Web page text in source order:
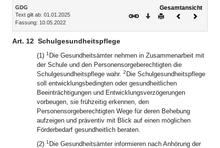
Inhalt
GDG
Text gilt ab: 01.01.2025
Fassung: 10.05.2022
Gesamtansicht
Download
DruckenVorheriges
Art. 12 Schulgesundheitspflege
(1) 1 Die Gesundheitsämter nehmen in Zusammenarbeit mit
der Schule und den Personensorgeberechtigten die
Schulgesundheitspflege wahr. 2 Die Schulgesundheitspflege
soll entwicklungsbedingten oder gesundheitlichen
Beeinträchtigungen und Entwicklungsverzögerungen
vorbeugen, sie frühzeitig erkennen, den
Personensorgeberechtigten Wege für deren Behebung
aufzeigen und präventiv mit Blick auf einen möglichen
Förderbedarf gesundheitlich beraten.
(2) 1 Die Gesundheitsämter informieren nach Anhörung der